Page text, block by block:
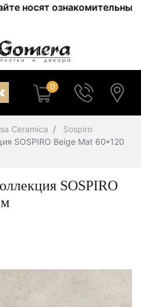
ознакомительный
0
Ceramica
Sospiro
SOSPIRO Beige Mat 60*120
SOSPIRO